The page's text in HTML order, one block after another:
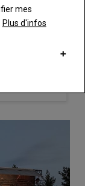
mes
Plus d'infos